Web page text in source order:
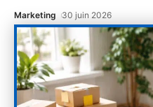
Marketing 30 juin 2026